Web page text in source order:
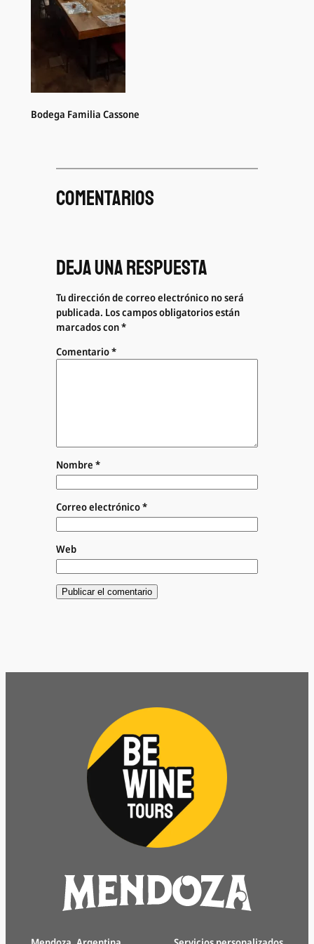
Bodega Familia Cassone
Comentarios
Deja una respuesta
Tu dirección de correo electrónico no será
publicada. Los campos obligatorios están
marcados con*
Comentario*
Nombre *
Correo electrónico*
Web